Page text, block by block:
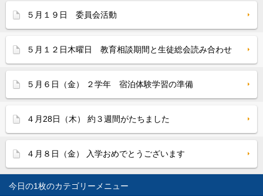
今日の1枚
５月１９日 委員会活動
５月１２日木曜日 教育相談期間と生徒総会読み合わせ
５月６日（金） ２学年 宿泊体験学習の準備
４月28日（木） 約３週間がたちました
４月８日（金） 入学おめでとうございます